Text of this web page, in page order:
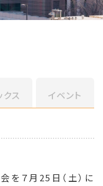
クス イベント
を７月25日（土）に